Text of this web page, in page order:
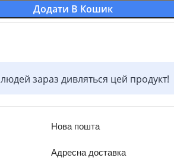
Додати В Кошик
людей зараз дивляться цей продукт!
Нова пошта
Адресна доставка